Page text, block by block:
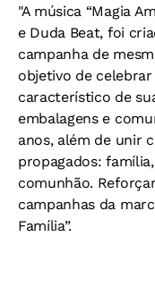
"A música “Magia
e Duda Beat, foi
campanha de
objetivo de
característico de
embalagens e
anos, além de unir
propagados:
comunhão.
campanhas da
Família”.